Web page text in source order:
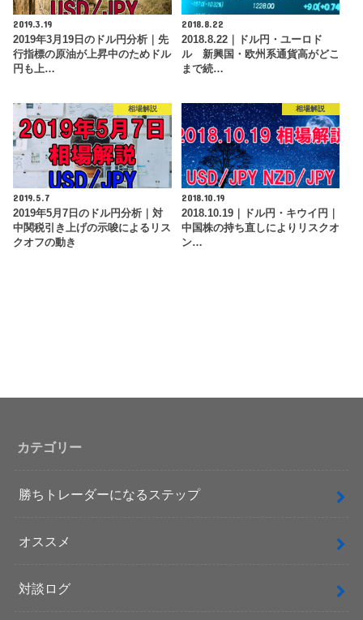
2019.3.19
2019年3月19日のドル円分析｜先
行指標の原油が上昇中のためドル
円も上…
2018.8.22
2018.8.22｜ドル円・ユーロド
ル 新興国・欧州系通貨高がどこ
まで続…
相場解説
2019.5.7
2019年5月7日のドル円分析｜対
中関税引き上げの示唆によるリス
クオフの動き
相場解説
2018.10.19
2018.10.19｜ドル円・キウイ円｜
中国株の持ち直しによりリスクオ
ン…
カテゴリー
勝ちトレーダーになるステップ
オススメ
対談ログ